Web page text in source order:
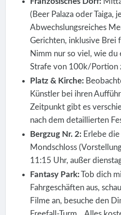
(Beer Palaza oder Taiga,
Abwechslungsreiches
Gerichten, inklusive Brei
Nimm nur so viel, wie du
Strafe von 100k/Portion
Platz & Kirche:
Künstler bei ihren
Zeitpunkt gibt es
nach dem detaillierten
Bergzug Nr. 2:Erlebe die
Mondschloss
11:15 Uhr, außer
Fantasy Park:Tob dich
Fahrgeschäften aus,
Filme an, besuche den